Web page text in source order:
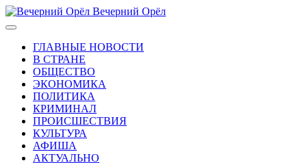
Вечерний Орёл
ГЛАВНЫЕ НОВОСТИ
В СТРАНЕ
ОБЩЕСТВО
ЭКОНОМИКА
ПОЛИТИКА
КРИМИНАЛ
ПРОИСШЕСТВИЯ
КУЛЬТУРА
АФИША
АКТУАЛЬНО